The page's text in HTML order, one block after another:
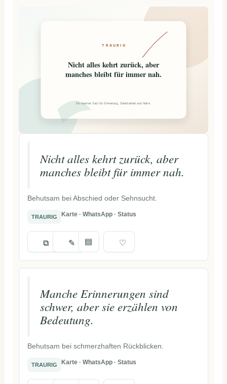
TRAURIG
Nicht alles kehrt zurück, aber
manches bleibt für immer nah.
Ein warmer Satz für Erinnerung, Dankbarkeit und Nähe.
Nicht alles kehrt zurück, aber
manches bleibt für immer nah.
Behutsam bei Abschied oder Sehnsucht.
TRAURIG Karte · WhatsApp · Status
⧉ ✎ ▤ ♡
Manche Erinnerungen sind
schwer, aber sie erzählen von
Bedeutung.
Behutsam bei schmerzhaften Rückblicken.
TRAURIG Karte · WhatsApp · Status